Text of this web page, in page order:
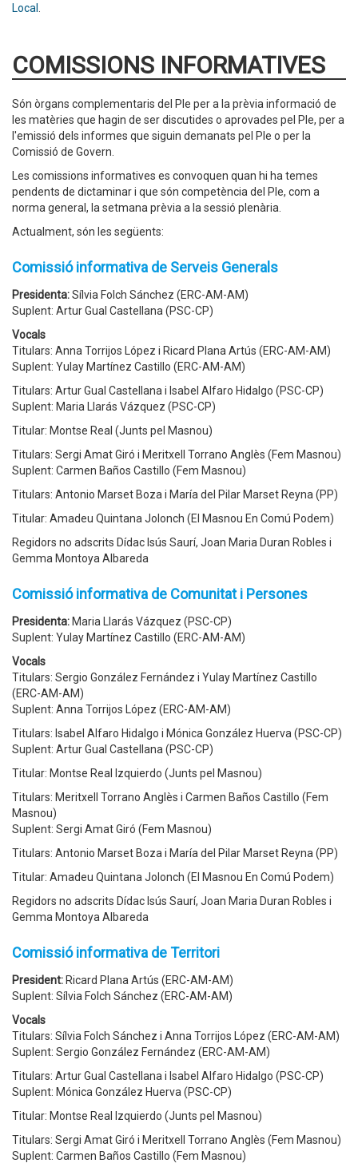
Local
COMISSIONS INFORMATIVES
Són òrgans complementaris del Ple per a la prèvia informació de
les matèries que hagin de ser discutides o aprovades pel Ple, per a
l'emissió dels informes que siguin demanats pel Ple o per la
Comissió de Govern.
Les comissions informatives es convoquen quan hi ha temes
pendents de dictaminar i que són competència del Ple, com a
norma general, la setmana prèvia a la sessió plenària.
Actualment, són les següents:
Comissió informativa de Serveis Generals
Presidenta:Sílvia Folch Sánchez (ERC-AM-AM)
Suplent: Artur Gual Castellana (PSC-CP)
Vocals
Titulars: Anna Torrijos López i Ricard Plana Artús (ERC-AM-AM)
Suplent: Yulay Martínez Castillo (ERC-AM-AM)
Titulars: Artur Gual Castellana i Isabel Alfaro Hidalgo (PSC-CP)
Suplent: Maria Llarás Vázquez (PSC-CP)
Titular: Montse Real (Junts pel Masnou)
Titulars: Sergi Amat Giró i Meritxell Torrano Anglès (Fem Masnou)
Suplent: Carmen Baños Castillo (Fem Masnou)
Titulars: Antonio Marset Boza i María del Pilar Marset Reyna (PP)
Titular: Amadeu Quintana Jolonch (El Masnou En Comú Podem)
Regidors no adscrits Dídac Isús Saurí, Joan Maria Duran Robles i
Gemma Montoya Albareda
Comissió informativa de Comunitat i Persones
Presidenta: Maria Llarás Vázquez (PSC-CP)
Suplent: Yulay Martínez Castillo (ERC-AM-AM)
Vocals
Titulars: Sergio González Fernández i Yulay Martínez Castillo
(ERC-AM-AM)
Suplent: Anna Torrijos López (ERC-AM-AM)
Titulars: Isabel Alfaro Hidalgo i Mónica González Huerva (PSC-CP)
Suplent: Artur Gual Castellana (PSC-CP)
Titular: Montse Real Izquierdo (Junts pel Masnou)
Titulars: Meritxell Torrano Anglès i Carmen Baños Castillo (Fem
Masnou)
Suplent: Sergi Amat Giró (Fem Masnou)
Titulars: Antonio Marset Boza i María del Pilar Marset Reyna (PP)
Titular: Amadeu Quintana Jolonch (El Masnou En Comú Podem)
Regidors no adscrits Dídac Isús Saurí, Joan Maria Duran Robles i
Gemma Montoya Albareda
Comissió informativa de Territori
President: Ricard Plana Artús (ERC-AM-AM)
Suplent: Sílvia Folch Sánchez (ERC-AM-AM)
Vocals
Titulars: Sílvia Folch Sánchez i Anna Torrijos López (ERC-AM-AM)
Suplent: Sergio González Fernández (ERC-AM-AM)
Titulars: Artur Gual Castellana i Isabel Alfaro Hidalgo (PSC-CP)
Suplent: Mónica González Huerva (PSC-CP)
Titular: Montse Real Izquierdo (Junts pel Masnou)
Titulars: Sergi Amat Giró i Meritxell Torrano Anglès (Fem Masnou)
Suplent: Carmen Baños Castillo (Fem Masnou)